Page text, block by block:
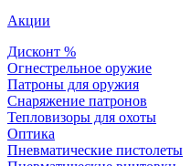
Акции
Дисконт %
Огнестрельное оружие
Патроны для оружия
Снаряжение патронов
Тепловизоры для охоты
Оптика
Пневматические пистолеты